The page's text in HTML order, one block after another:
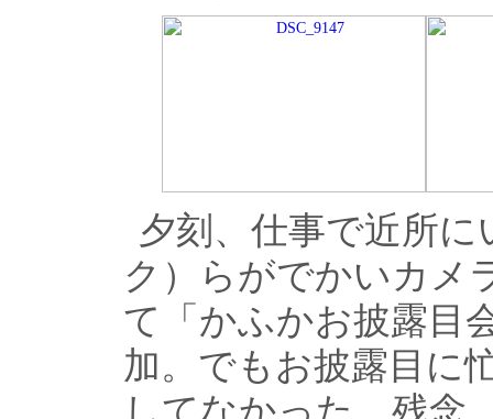
夕刻、仕事で近所
ク）らがでかいカメ
て「かふかお披露目
加。でもお披露目に
してなかった。残念